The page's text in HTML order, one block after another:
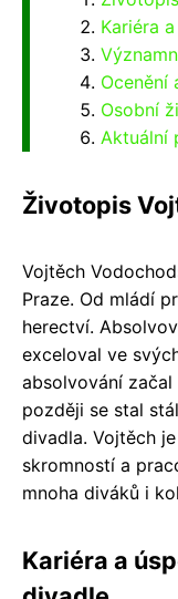
Kariéra
Ocenění
Osobní
Aktuální
Životopis
Vojtěch
Praze. Od mládí
herectví.
exceloval ve
absolvování
později se stal
divadla. Vojtěch
skromností a
mnoha diváků i
Kariéra a